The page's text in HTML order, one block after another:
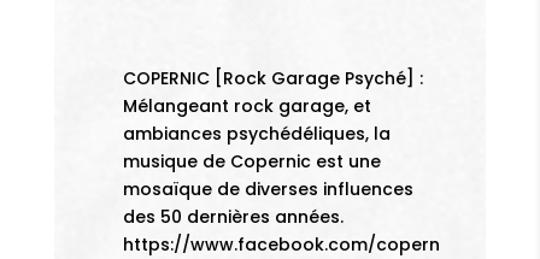
COPERNIC [Rock Garage Psyché] :
Mélangeant rock garage, et
ambiances psychédéliques, la
musique de Copernic est une
mosaïque de diverses influences
des 50 dernières années.
https://www.facebook.com/copern